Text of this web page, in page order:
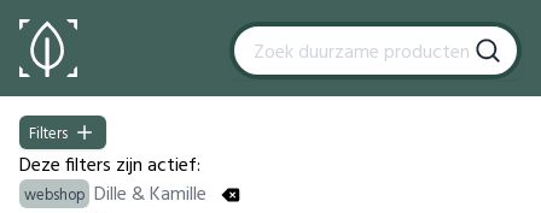
Filters
Filters
Deze filters zijn actief:
webshop Dille & Kamille